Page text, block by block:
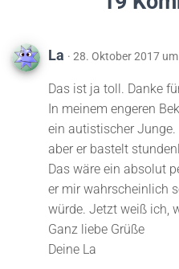
La · 28. Oktober 2017
Das ist ja toll. Danke
In meinem engeren
ein autistischer Junge.
aber er bastelt
Das wäre ein absolut
er mir wahrscheinlich
würde. Jetzt weiß ich,
Ganz liebe Grüße
Deine La